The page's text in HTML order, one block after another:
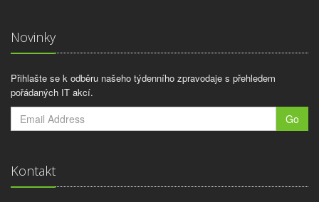
Novinky
Přihlašte se k odběru našeho týdenního zpravodaje s přehledem
pořádaných IT akcí.
Go
Kontakt